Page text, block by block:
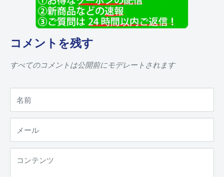
コメントを残す
すべてのコメントは公開前にモデレートされます
名前
メール
コンテンツ